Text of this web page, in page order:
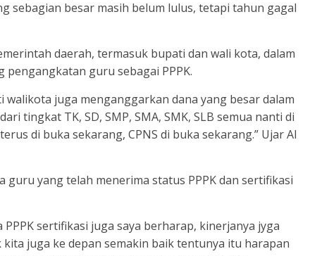
sebagian besar masih belum lulus, tetapi tahun gagal
daerah, termasuk bupati dan wali kota, dalam
guru sebagai PPPK.
juga menganggarkan dana yang besar dalam
tingkat TK, SD, SMP, SMA, SMK, SLB semua nanti di
di buka sekarang, CPNS di buka sekarang.” Ujar Al
yang telah menerima status PPPK dan sertifikasi
sertifikasi juga saya berharap, kinerjanya jyga
juga ke depan semakin baik tentunya itu harapan